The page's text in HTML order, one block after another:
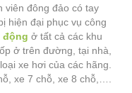
viên đông đảo có tay
hiện đại phục vụ công
động ở tất cả các khu
ở trên đường, tại nhà,
xe hơi của các hãng.
xe 7 chỗ, xe 8 chỗ,….